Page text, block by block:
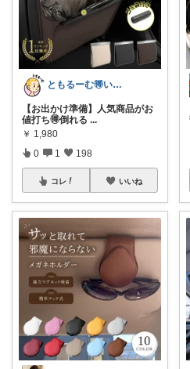
ともるーむ🉐いいものみっけ‼️
【お出かけ準備】人気商品がお
値打ち🉐倒れる ...
￥ 1,980
0 1 198
コレ いいね